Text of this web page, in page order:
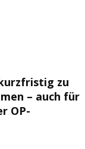
zu
– auch für
OP-